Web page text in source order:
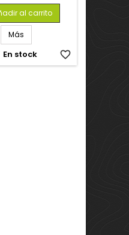
al carrito
Más
En stock favorite_border